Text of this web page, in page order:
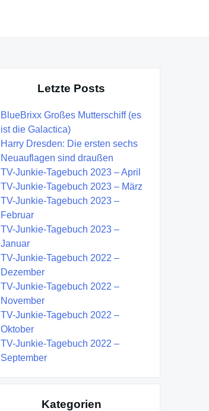
Letzte Posts
BlueBrixx Großes Mutterschiff (es
ist die Galactica)
Harry Dresden: Die ersten sechs
Neuauflagen sind draußen
TV-Junkie-Tagebuch 2023 – April
TV-Junkie-Tagebuch 2023 – März
TV-Junkie-Tagebuch 2023 –
Februar
TV-Junkie-Tagebuch 2023 –
Januar
TV-Junkie-Tagebuch 2022 –
Dezember
TV-Junkie-Tagebuch 2022 –
November
TV-Junkie-Tagebuch 2022 –
Oktober
TV-Junkie-Tagebuch 2022 –
September
Kategorien